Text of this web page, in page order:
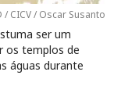
/ CICV / Oscar Susanto
ser um
os templos de
águas durante